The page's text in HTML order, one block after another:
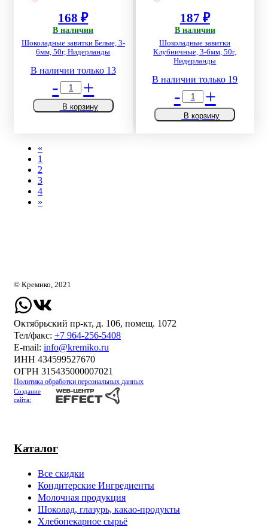
168 ₽
В наличии
Шоколадные завитки Белые, 3-
6мм, 50г, Нидерланды
В наличии только 13
- +
В корзину
187 ₽
В наличии
Шоколадные завитки
Клубничные, 3-6мм, 50г,
Нидерланды
В наличии только 19
- +
В корзину
«
1
2
3
4
»
Каталог
Все скидки
Кондитерские Ингредиенты
Молочная продукция
Шоколад, глазурь, какао-продукты
Хлебопекарное сырьё
© Кремико, 2021
Октябрьский пр-кт, д. 106, помещ. 1072
Тел/факс: +7 964-256-5408
Е-mail: info@kremiko.ru
ИНН 434599527670
ОГРН 315435000007021
Политика обработки персональных данных
Создание
сайта: